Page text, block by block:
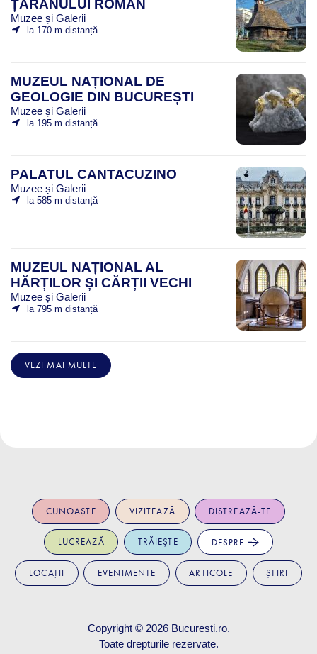
ȚĂRANULUI ROMÂN
Muzee și Galerii
la 170 m distanță
MUZEUL NAȚIONAL DE
GEOLOGIE DIN BUCUREȘTI
Muzee și Galerii
la 195 m distanță
PALATUL CANTACUZINO
Muzee și Galerii
la 585 m distanță
MUZEUL NAȚIONAL AL
HĂRȚILOR ȘI CĂRȚII VECHI
Muzee și Galerii
la 795 m distanță
VEZI MAI MULTE
CUNOAȘTE VIZITEAZĂ DISTREAZĂ-TE
LUCREAZĂ TRĂIEȘTE DESPRE
LOCAȚII EVENIMENTE ARTICOLE ȘTIRI
Copyright © 2026 Bucuresti.ro.
Toate drepturile rezervate.